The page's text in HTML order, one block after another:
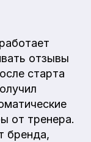
отзывы
старта
от тренера.
бренда,